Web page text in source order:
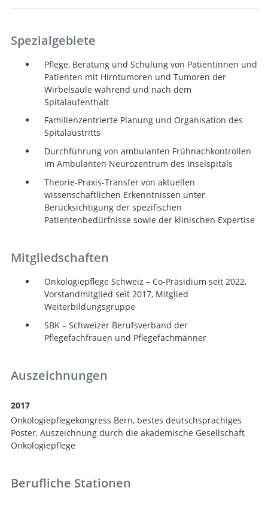
Spezialgebiete
Pflege, Beratung und Schulung von Patientinnen und
Patienten mit Hirntumoren und Tumoren der
Wirbelsäule während und nach dem
Spitalaufenthalt
Familienzentrierte Planung und Organisation des
Spitalaustritts
Durchführung von ambulanten Frühnachkontrollen
im Ambulanten Neurozentrum des Inselspitals
Theorie-Praxis-Transfer von aktuellen
wissenschaftlichen Erkenntnissen unter
Berücksichtigung der spezifischen
Patientenbedürfnisse sowie der klinischen Expertise
Mitgliedschaften
Onkologiepflege Schweiz – Co-Präsidium seit 2022,
Vorstandmitglied seit 2017, Mitglied
Weiterbildungsgruppe
SBK – Schweizer Berufsverband der
Pflegefachfrauen und Pflegefachmänner
Auszeichnungen
2017
Onkologiepflegekongress Bern, bestes deutschsprachiges
Poster, Auszeichnung durch die akademische Gesellschaft
Onkologiepflege
Berufliche Stationen